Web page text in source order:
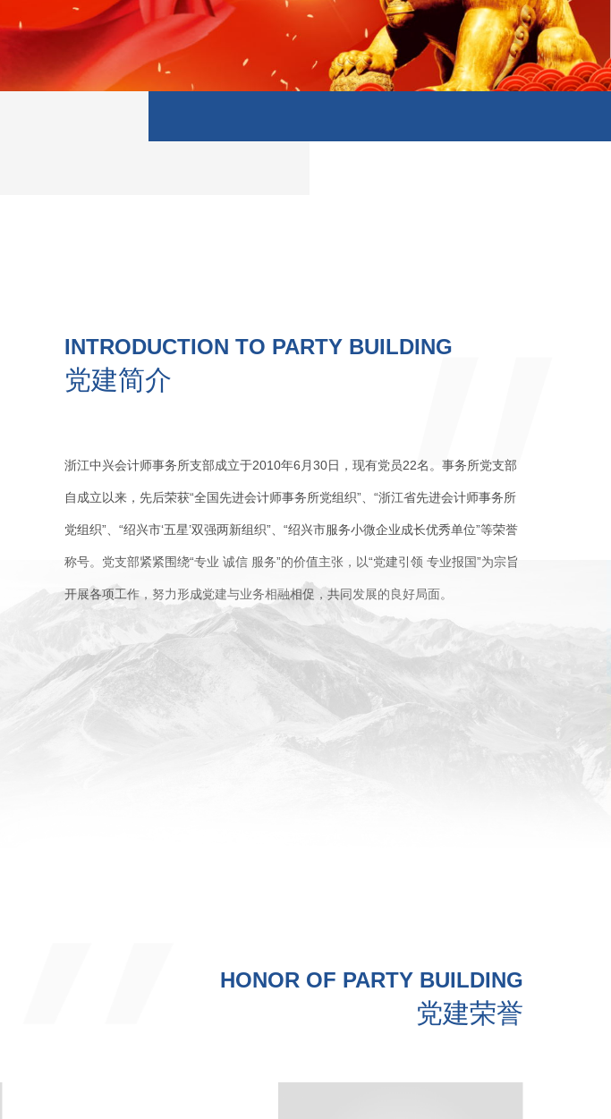
INTRODUCTION TO PARTY BUILDING
党建简介
浙江中兴会计师事务所支部成立于2010年6月30日，现有党员22名。事务所党支部
自成立以来，先后荣获“全国先进会计师事务所党组织”、“浙江省先进会计师事务所
党组织”、“绍兴市‘五星’双强两新组织”、“绍兴市服务小微企业成长优秀单位”等荣誉
称号。党支部紧紧围绕“专业 诚信 服务”的价值主张，以“党建引领 专业报国”为宗旨
开展各项工作，努力形成党建与业务相融相促，共同发展的良好局面。
HONOR OF PARTY BUILDING
党建荣誉